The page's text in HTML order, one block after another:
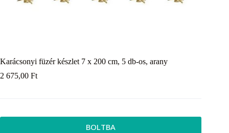
Karácsonyi füzér készlet 7 x 200 cm, 5 db-os, arany
2 675,00 Ft
BOLTBA